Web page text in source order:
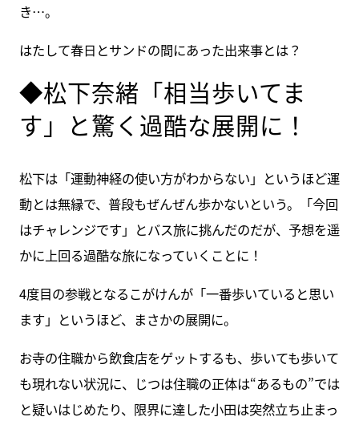
き…。
はたして春日とサンドの間にあった出来事とは？
◆松下奈緒「相当歩いてま
す」と驚く過酷な展開に！
松下は「運動神経の使い方がわからない」というほど運
動とは無縁で、普段もぜんぜん歩かないという。「今回
はチャレンジです」とバス旅に挑んだのだが、予想を遥
かに上回る過酷な旅になっていくことに！
4度目の参戦となるこがけんが「一番歩いていると思い
ます」というほど、まさかの展開に。
お寺の住職から飲食店をゲットするも、歩いても歩いて
も現れない状況に、じつは住職の正体は“あるもの”では
と疑いはじめたり、限界に達した小田は突然立ち止まっ